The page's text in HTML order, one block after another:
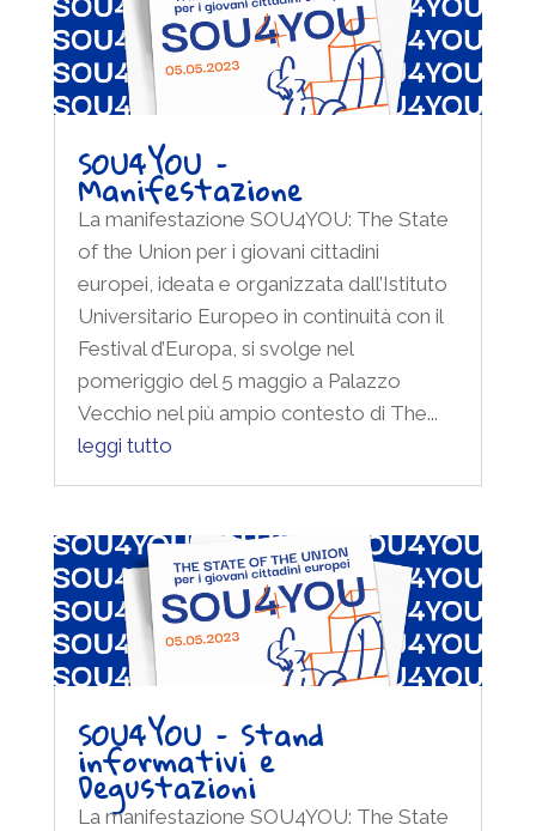
SOU4YOU –
Manifestazione
La manifestazione SOU4YOU: The State
of the Union per i giovani cittadini
europei, ideata e organizzata dall’Istituto
Universitario Europeo in continuità con il
Festival d’Europa, si svolge nel
pomeriggio del 5 maggio a Palazzo
Vecchio nel più ampio contesto di The...
leggi tutto
SOU4YOU – Stand
informativi e
Degustazioni
La manifestazione SOU4YOU: The State